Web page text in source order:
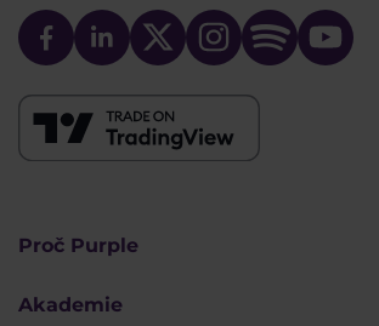
Proč Purple
Akademie